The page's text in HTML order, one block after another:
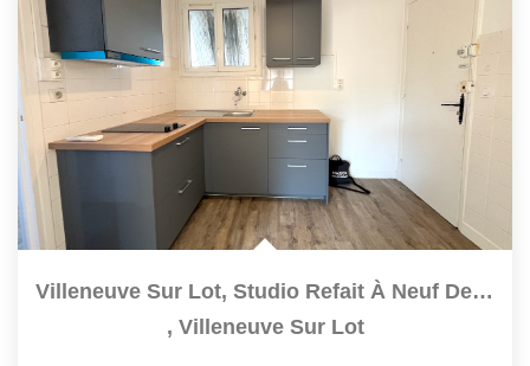
Villeneuve Sur Lot, Studio Refait À Neuf De 34,49 M² Situé...
, Villeneuve Sur Lot